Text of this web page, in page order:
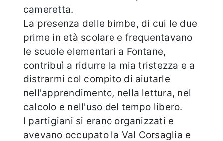
cameretta.
La presenza delle bimbe, di cui le due
prime in età scolare e frequentavano
le scuole elementari a Fontane,
contribuì a ridurre la mia tristezza e a
distrarmi col compito di aiutarle
nell'apprendimento, nella lettura, nel
calcolo e nell'uso del tempo libero.
I partigiani si erano organizzati e
avevano occupato la Val Corsaglia e